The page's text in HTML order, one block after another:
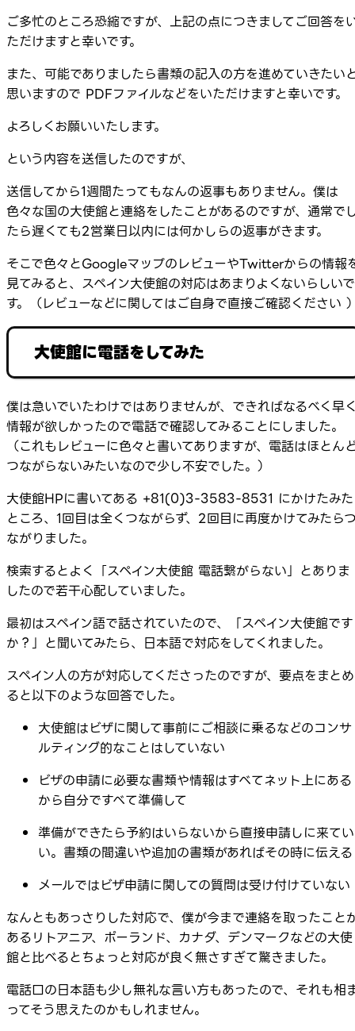
ご多忙のところ恐縮ですが、上記の点につきましてご回答を
ただけますと幸いです。
また、可能でありましたら書類の記入の方を進めていきたい
思いますので PDFファイルなどをいただけますと幸いです。
よろしくお願いいたします。
という内容を送信したのですが、
送信してから1週間たってもなんの返事もありません。僕は
色々な国の大使館と連絡をしたことがあるのですが、通常で
たら遅くても2営業日以内には何かしらの返事がきます。
そこで色々とGoogleマップのレビューやTwitterからの情報
見てみると、スペイン大使館の対応はあまりよくないらしいで
す。（レビューなどに関してはご自身で直接ご確認ください
大使館に電話をしてみた
僕は急いでいたわけではありませんが、できればなるべく早
情報が欲しかったので電話で確認してみることにしました。
（これもレビューに色々と書いてありますが、電話はほとん
つながらないみたいなので少し不安でした。）
大使館HPに書いてある +81(0)3-3583-8531 にかけたみた
ところ、1回目は全くつながらず、2回目に再度かけてみたら
ながりました。
検索するとよく「スペイン大使館 電話繋がらない」とありま
したので若干心配していました。
最初はスペイン語で話されていたので、「スペイン大使館です
か？」と聞いてみたら、日本語で対応をしてくれました。
スペイン人の方が対応してくださったのですが、要点をまとめ
ると以下のような回答でした。
大使館はビザに関して事前にご相談に乗るなどのコンサ
ルティング的なことはしていない
ビザの申請に必要な書類や情報はすべてネット上にある
から自分ですべて準備して
準備ができたら予約はいらないから直接申請しに来てい
い。書類の間違いや追加の書類があればその時に伝える
メールではビザ申請に関しての質問は受け付けていない
なんともあっさりした対応で、僕が今まで連絡を取ったこと
あるリトアニア、ポーランド、カナダ、デンマークなどの大使
館と比べるとちょっと対応が良く無さすぎて驚きました。
電話口の日本語も少し無礼な言い方もあったので、それも相
ってそう思えたのかもしれません。